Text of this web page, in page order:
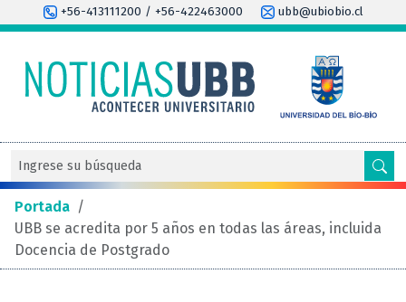
+56-413111200 / +56-422463000 ubb@ubiobio.cl
Portada /
UBB se acredita por 5 años en todas las áreas, incluida
Docencia de Postgrado